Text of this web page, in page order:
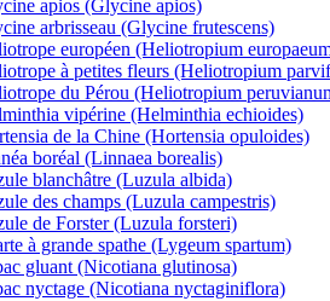
apios (Glycine apios)
arbrisseau (Glycine frutescens)
européen (Heliotropium
à petites fleurs (Heliotropium
du Pérou (Heliotropium
vipérine (Helminthia echioides)
de la Chine (Hortensia opuloides)
boréal (Linnaea borealis)
blanchâtre (Luzula albida)
des champs (Luzula campestris)
de Forster (Luzula forsteri)
à grande spathe (Lygeum spartum)
gluant (Nicotiana glutinosa)
nyctage (Nicotiana nyctaginiflora)